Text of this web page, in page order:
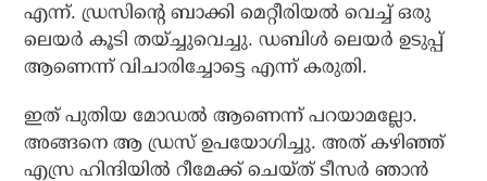
എന്ന്. ഡ്രസിന്റെ ബാക്കി മെറ്റീരിയല്‍ വെച്ച് ഒരു
ലെയര്‍ കൂടി തയ്ച്ചുവെച്ചു. ഡബിള്‍ ലെയര്‍ ഉടുപ്പ്
ആണെന്ന് വിചാരിച്ചോട്ടെ എന്ന് കരുതി.
ഇത് പുതിയ മോഡല്‍ ആണെന്ന് പറയാമല്ലോ.
അങ്ങനെ ആ ഡ്രസ് ഉപയോഗിച്ചു. അത് കഴിഞ്ഞ്
എസ്ര ഹിന്ദിയില്‍ റീമേക്ക് ചെയ്ത് ടീസര്‍ ഞാന്‍